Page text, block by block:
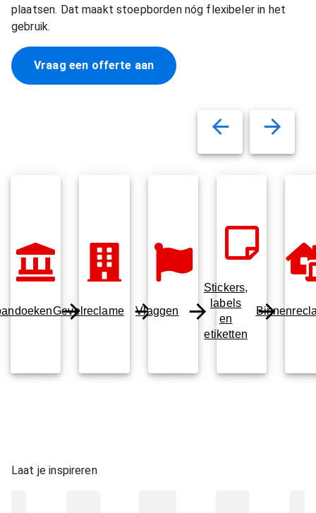
plaatsen. Dat maakt stoepborden nóg flexibeler in het
gebruik.
Vraag een offerte aan
Gevelreclame Vlaggen
Stickers,
labels
en
etiketten
Laat je inspireren